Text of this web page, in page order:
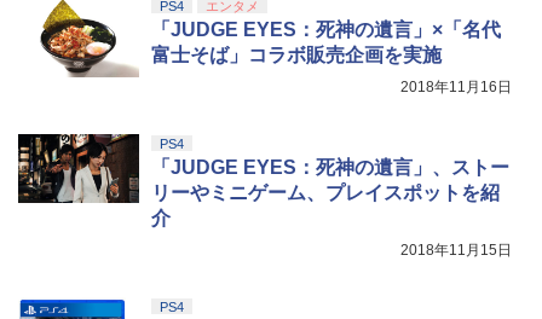
PS4 エンタメ
「JUDGE EYES：死神の遺言」×「名代
富士そば」コラボ販売企画を実施
2018年11月16日
PS4
「JUDGE EYES：死神の遺言」、ストー
リーやミニゲーム、プレイスポットを紹
介
2018年11月15日
PS4